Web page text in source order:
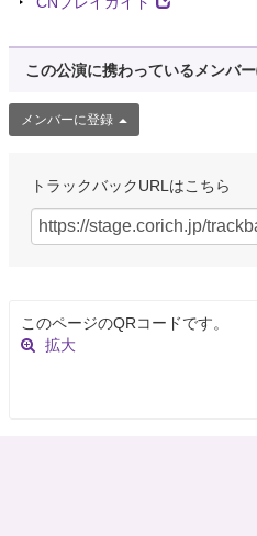
この公演に携わっているメンバー
メンバーに登録
トラックバックURLはこちら
このページのQRコードです。
拡大